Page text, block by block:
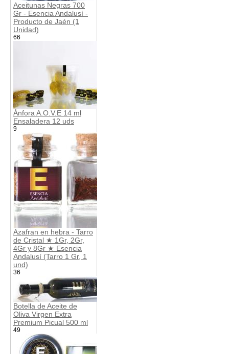
Aceitunas Negras 700
Gr - Esencia Andalusí -
Producto de Jaén (1
Unidad)
66
Ánfora A.O.V.E 14 ml
Ensaladera 12 uds
9
Azafran en hebra - Tarro
de Cristal ★ 1Gr, 2Gr,
4Gr y 8Gr ★ Esencia
Andalusí (Tarro 1 Gr, 1
und)
36
Botella de Aceite de
Oliva Virgen Extra
Premium Picual 500 ml
49